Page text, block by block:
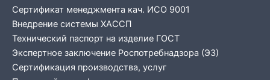
Сертификат менеджмента кач. ИСО 9001
Внедрение системы ХАССП
Технический паспорт на изделие ГОСТ
Экспертное заключение Роспотребнадзора (ЭЗ)
Сертификация производства, услуг